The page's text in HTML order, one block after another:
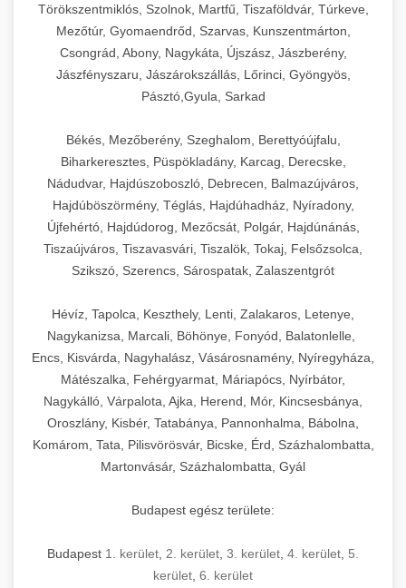
Törökszentmiklós, Szolnok, Martfű, Tiszaföldvár, Túrkeve,
Mezőtúr, Gyomaendrőd, Szarvas, Kunszentmárton,
Csongrád, Abony, Nagykáta, Újszász, Jászberény,
Jászfényszaru, Jászárokszállás, Lőrinci, Gyöngyös,
Pásztó,Gyula, Sarkad
Békés, Mezőberény, Szeghalom, Berettyóújfalu,
Biharkeresztes, Püspökladány, Karcag, Derecske,
Nádudvar, Hajdúszoboszló, Debrecen, Balmazújváros,
Hajdúböszörmény, Téglás, Hajdúhadház, Nyíradony,
Újfehértó, Hajdúdorog, Mezőcsát, Polgár, Hajdúnánás,
Tiszaújváros, Tiszavasvári, Tiszalök, Tokaj, Felsőzsolca,
Szikszó, Szerencs, Sárospatak, Zalaszentgrót
Hévíz, Tapolca, Keszthely, Lenti, Zalakaros, Letenye,
Nagykanizsa, Marcali, Böhönye, Fonyód, Balatonlelle,
Encs, Kisvárda, Nagyhalász, Vásárosnamény, Nyíregyháza,
Mátészalka, Fehérgyarmat, Máriapócs, Nyírbátor,
Nagykálló, Várpalota, Ajka, Herend, Mór, Kincsesbánya,
Oroszlány, Kisbér, Tatabánya, Pannonhalma, Bábolna,
Komárom, Tata, Pilisvörösvár, Bicske, Érd, Százhalombatta,
Martonvásár, Százhalombatta, Gyál
Budapest egész területe:
Budapest 1. kerület 2. kerület 3. kerület 4. kerület 5.
kerület 6. kerület